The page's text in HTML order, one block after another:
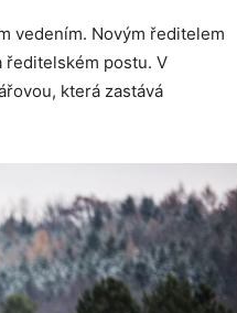
vedením. Novým ředitelem
ředitelském postu. V
která zastává